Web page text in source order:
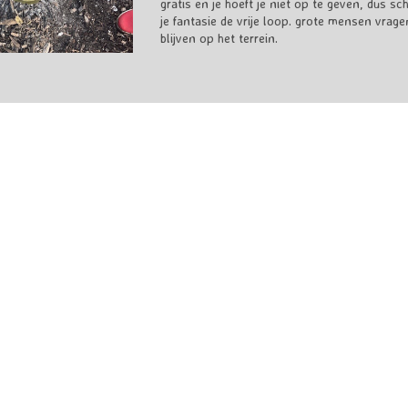
gratis en je hoeft je niet op te geven, dus
je fantasie de vrije loop. grote mensen
blijven op het terrein.